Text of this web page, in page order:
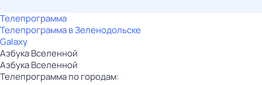
Телепрограмма
Телепрограмма в Зеленодольске
Galaxy
Азбука Вселенной
Азбука Вселенной
Телепрограмма по городам: